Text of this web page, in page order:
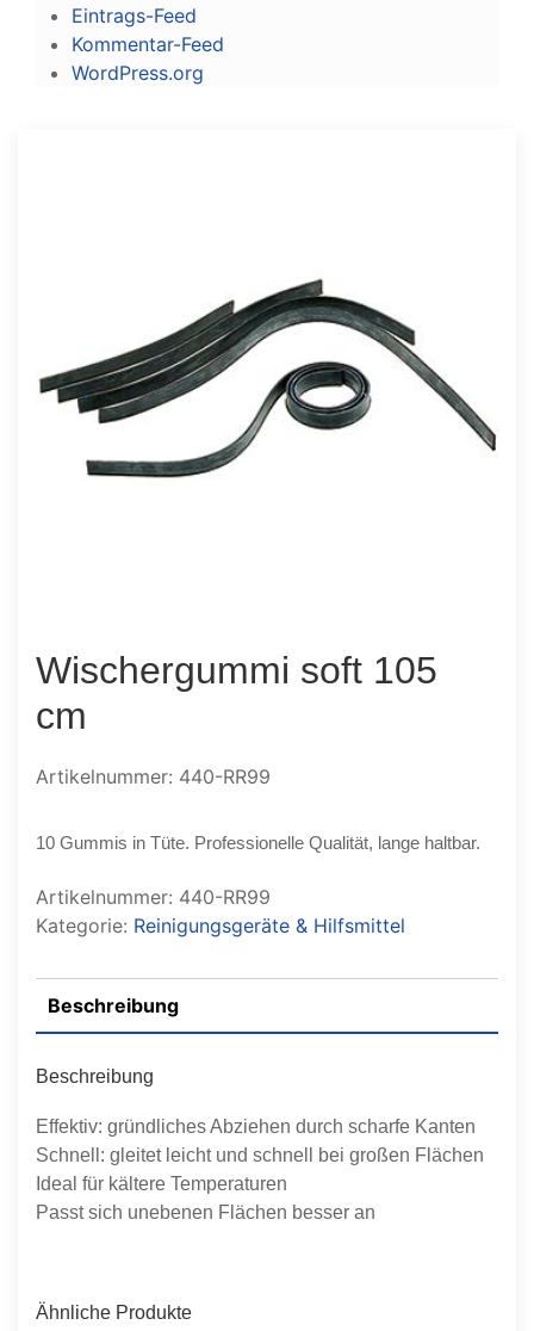
Eintrags-Feed
Kommentar-Feed
WordPress.org
Wischergummi soft 105
cm
Artikelnummer: 440-RR99
10 Gummis in Tüte. Professionelle Qualität, lange haltbar.
Artikelnummer: 440-RR99
Kategorie: Reinigungsgeräte & Hilfsmittel
Beschreibung
Beschreibung
Effektiv: gründliches Abziehen durch scharfe Kanten
Schnell: gleitet leicht und schnell bei großen Flächen
Ideal für kältere Temperaturen
Passt sich unebenen Flächen besser an
Ähnliche Produkte